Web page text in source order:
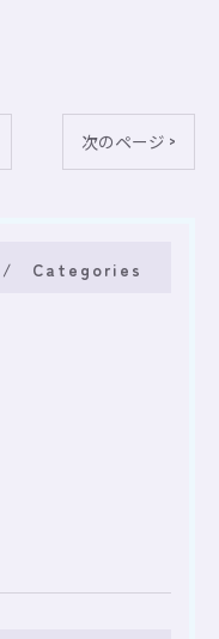
次のページ >
Categories